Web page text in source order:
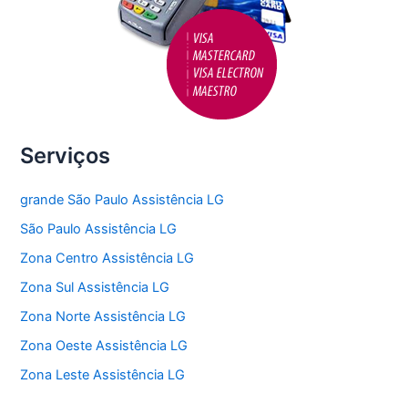
Serviços
grande São Paulo Assistência LG
São Paulo Assistência LG
Zona Centro Assistência LG
Zona Sul Assistência LG
Zona Norte Assistência LG
Zona Oeste Assistência LG
Zona Leste Assistência LG